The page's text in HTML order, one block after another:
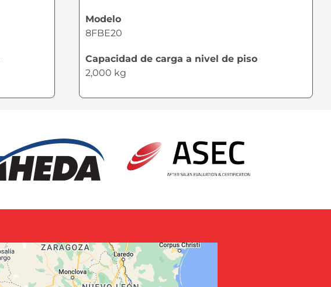
Modelo
8FBE20
Capacidad de carga a nivel de piso
2,000 kg